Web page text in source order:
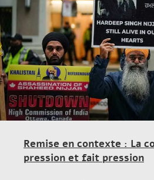
Remise en contexte : La
pression et fait pression